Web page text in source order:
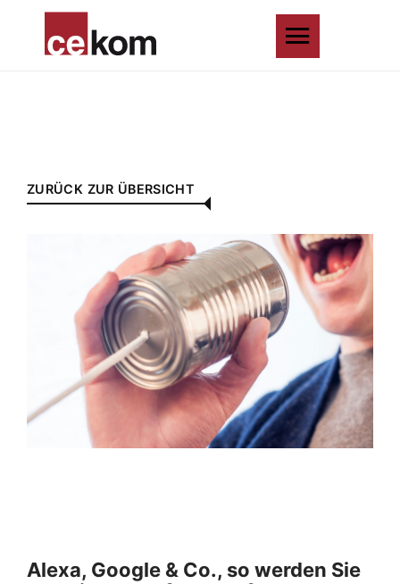
ZURÜCK ZUR ÜBERSICHT
Alexa, Google & Co., so werden Sie